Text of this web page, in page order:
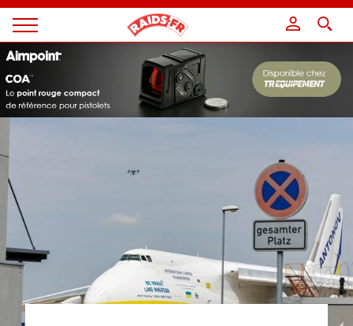
Magazine
Raids
Panneau de gestion des cookies